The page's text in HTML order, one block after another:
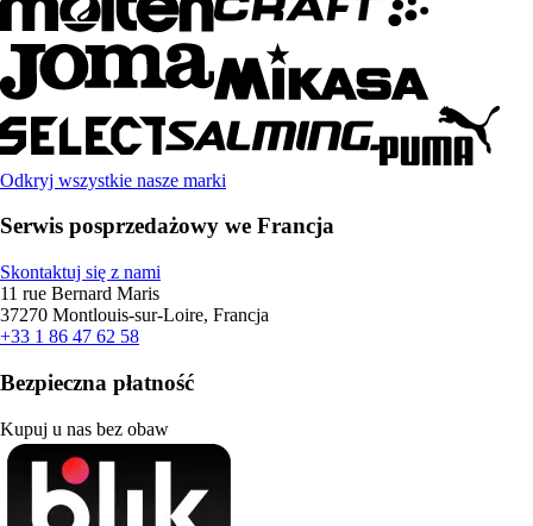
Odkryj wszystkie nasze marki
Serwis posprzedażowy we Francja
Skontaktuj się z nami
11 rue Bernard Maris
37270 Montlouis-sur-Loire, Francja
+33 1 86 47 62 58
Bezpieczna płatność
Kupuj u nas bez obaw